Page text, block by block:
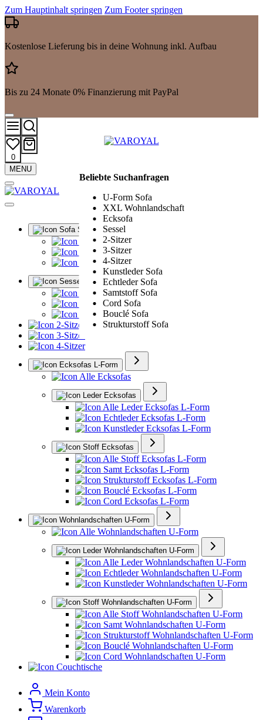
Zum Hauptinhalt springen Zum Footer springen
Kostenlose Lieferung bis in deine Wohnung inkl. Aufbau
Bis zu 24 Monate 0% Finanzierung mit PayPal
0
Beliebte Suchanfragen
U-Form Sofa
XXL Wohnlandschaft
Ecksofa
Sessel
2-Sitzer
3-Sitzer
4-Sitzer
Kunstleder Sofa
Echtleder Sofa
Samtstoff Sofa
Cord Sofa
Bouclé Sofa
Strukturstoff Sofa
Suchergebnisse
MENU
Sofa Sets
Alle Sofa Sets
Ledergarnituren
Polstergarnituren
Sessel
Alle Sessel
Ledersessel
Polstersessel
2-Sitzer
3-Sitzer
4-Sitzer
Ecksofas L-Form
Alle Ecksofas
Leder Ecksofas
Alle Leder Ecksofas L-Form
Echtleder Ecksofas L-Form
Kunstleder Ecksofas L-Form
Stoff Ecksofas
Alle Stoff Ecksofas L-Form
Samt Ecksofas L-Form
Strukturstoff Ecksofas L-Form
Bouclé Ecksofas L-Form
Cord Ecksofas L-Form
Wohnlandschaften U-Form
Alle Wohnlandschaften U-Form
Leder Wohnlandschaften U-Form
Alle Leder Wohnlandschaften U-Form
Echtleder Wohnlandschaften U-Form
Kunstleder Wohnlandschaften U-Form
Stoff Wohnlandschaften U-Form
Alle Stoff Wohnlandschaften U-Form
Samt Wohnlandschaften U-Form
Strukturstoff Wohnlandschaften U-Form
Bouclé Wohnlandschaften U-Form
Cord Wohnlandschaften U-Form
Couchtische
Mein Konto
Warenkorb